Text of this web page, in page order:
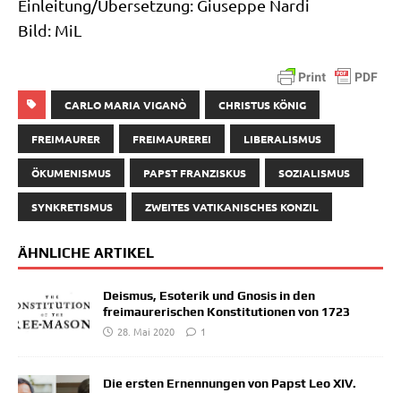
Einleitung/​Übersetzung: Giu­sep­pe Nar­di
Bild: MiL
CARLO MARIA VIGANÒ CHRISTUS KÖNIG
FREIMAURER FREIMAUREREI LIBERALISMUS
ÖKUMENISMUS PAPST FRANZISKUS SOZIALISMUS
SYNKRETISMUS ZWEITES VATIKANISCHES KONZIL
ÄHNLICHE ARTIKEL
Deismus, Esoterik und Gnosis in den
freimaurerischen Konstitutionen von 1723
28. Mai 2020
1
Die ersten Ernennungen von Papst Leo XIV.